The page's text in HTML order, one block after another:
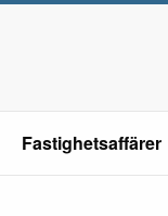
Fastighetsaffärer